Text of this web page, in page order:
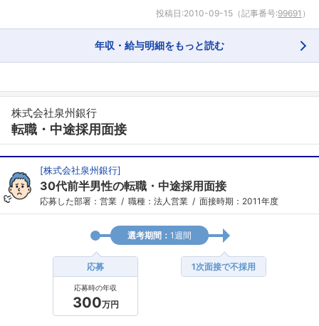
投稿日:2010-09-15 （記事番号:99691 ）
年収・給与明細をもっと読む
株式会社泉州銀行
転職・中途採用面接
[株式会社泉州銀行]
30代前半男性の転職・中途採用面接
応募した部署：営業 職種：法人営業 面接時期：2011年度
選考期間： 1週間
応募
応募時の年収
300万円
1次面接で不採用